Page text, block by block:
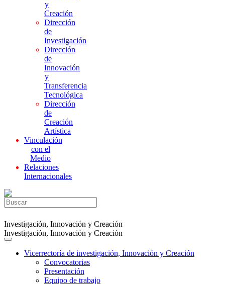
y
Creación
Dirección
de
Investigación
Dirección
de
Innovación
y
Transferencia
Tecnológica
Dirección
de
Creación
Artística
Vinculación
con el
Medio
Relaciones
Internacionales
Investigación, Innovación y Creación
Investigación, Innovación y Creación
Vicerrectoría de investigación, Innovación y Creación
Convocatorias
Presentación
Equipo de trabajo